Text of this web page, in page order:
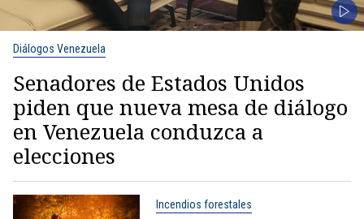
Diálogos Venezuela
Senadores de Estados Unidos
piden que nueva mesa de diálogo
en Venezuela conduzca a
elecciones
Incendios forestales